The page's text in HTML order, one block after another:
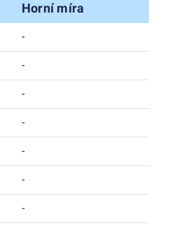
Horní míra
-
-
-
-
-
-
-